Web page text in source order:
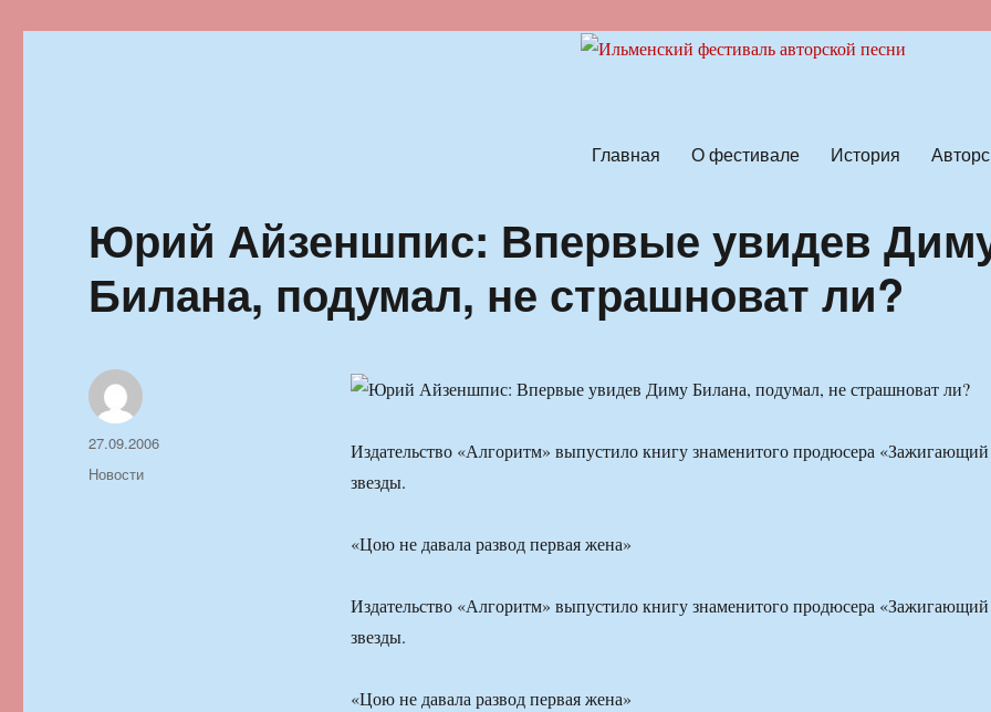
Главная О фестивале История
Юрий Айзеншпис: Впервые увидев
Билана, подумал, не страшноват ли?
Издательство «Алгоритм» выпустило книгу знаменитого продюсера «Зажигающий
звезды.
«Цою не давала развод первая жена»
Издательство «Алгоритм» выпустило книгу знаменитого продюсера «Зажигающий
звезды.
«Цою не давала развод первая жена»
Автор
Опубликовано
27.09.2006
Рубрики
Новости